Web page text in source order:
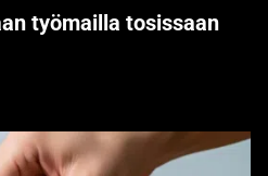
työmailla tosissaan